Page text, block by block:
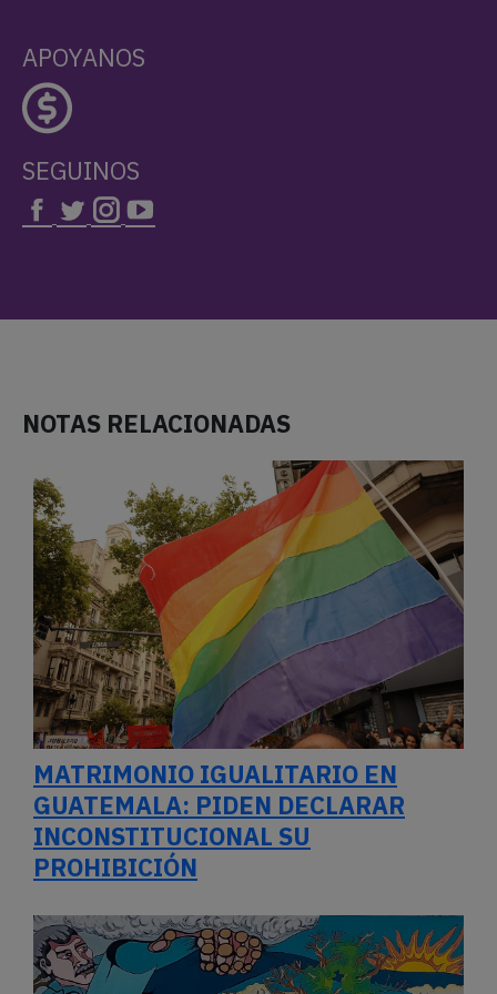
APOYANOS
SEGUINOS
NOTAS RELACIONADAS
MATRIMONIO IGUALITARIO EN
GUATEMALA: PIDEN DECLARAR
INCONSTITUCIONAL SU
PROHIBICIÓN